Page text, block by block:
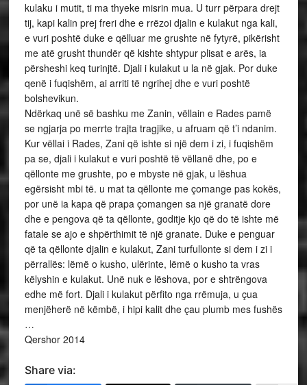
kulaku i mutit, ti ma thyeke misrin mua. U turr përpara drejt
tij, kapi kalin prej freri dhe e rrëzoi djalin e kulakut nga kali,
e vuri poshtë duke e qëlluar me grushte në fytyrë, pikërisht
me atë grusht thundër që kishte shtypur plisat e arës, ia
përsheshi keq turinjtë. Djali i kulakut u la në gjak. Por duke
qenë i fuqishëm, ai arriti të ngrihej dhe e vuri poshtë
bolshevikun.
Ndërkaq unë së bashku me Zanin, vëllain e Rades pamë
se ngjarja po merrte trajta tragjike, u afruam që t’i ndanim.
Kur vëllai i Rades, Zani që ishte si një dem i zi, i fuqishëm
pa se, djali i kulakut e vuri poshtë të vëllanë dhe, po e
qëllonte me grushte, po e mbyste në gjak, u lëshua
egërsisht mbi të. u mat ta qëllonte me çomange pas kokës,
por unë ia kapa që prapa çomangen sa një granatë dore
dhe e pengova që ta qëllonte, goditje kjo që do të ishte më
fatale se ajo e shpërthimit të një granate. Duke e penguar
që ta qëllonte djalin e kulakut, Zani turfullonte si dem i zi i
përrallës: lëmë o kusho, ulërinte, lëmë o kusho ta vras
këlyshin e kulakut. Unë nuk e lëshova, por e shtrëngova
edhe më fort. Djali i kulakut përfito nga rrëmuja, u çua
menjëherë në këmbë, i hipi kalit dhe çau plumb mes fushës
…
Qershor 2014
Share via: